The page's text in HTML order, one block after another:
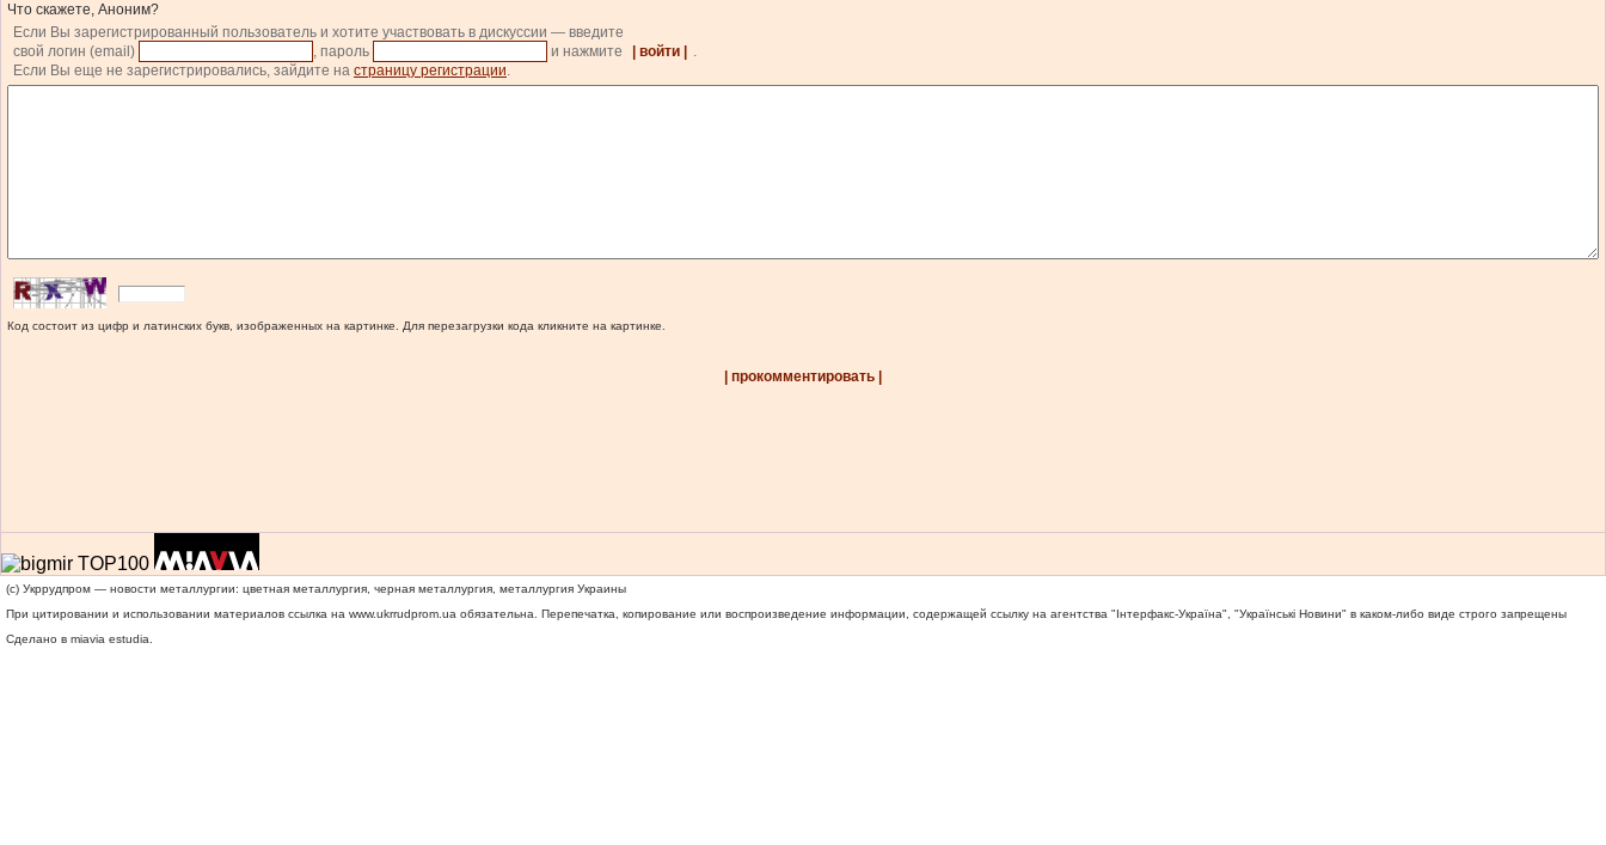
Что скажете, Аноним?
Если Вы зарегистрированный пользователь и хотите участвовать в дискуссии — введите
свой логин (email)
, пароль и нажмите | войти |
.
Если Вы еще не зарегистрировались, зайдите на страницу регистрации.
Код состоит из цифр и латинских букв, изображенных на картинке. Для перезагрузки кода кликните на картинке.
| прокомментировать |
(c) Укррудпром — новости металлургии: цветная металлургия, черная металлургия, металлургия Украины
При цитировании и использовании материалов ссылка на www.ukrrudprom.ua обязательна. Перепечатка, копирование или воспроизведение информации, содержащей ссылку на агентства "Iнтерфакс-Україна", "Українськi Новини" в каком-либо виде строго запрещены
Сделано в miavia estudia.